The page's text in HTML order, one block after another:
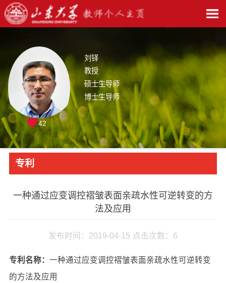
刘铎
教授
硕士生导师
博士生导师
42
专利
一种通过应变调控褶皱表面亲疏水性可逆转变的方
法及应用
发布时间：2019-04-15 点击次数： 6
专利名称： 一种通过应变调控褶皱表面亲疏水性可逆转变
的方法及应用